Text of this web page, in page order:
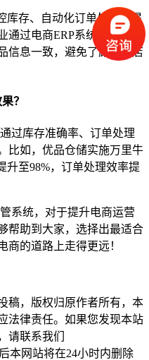
库存、自动化订单处理、提
过电商ERP系统，能够实
信息一致，避免了顾客到店
？
过库存准确率、订单处理
比如，优品仓储实施万里牛
升至98%，订单处理效率提
系统，对于提升电商运营
帮助到大家，选择出最适合
商的道路上走得更远！
稿，版权归原作者所有，本
法律责任。如果您发现本站
请联系我们
本网站将在24小时内删除